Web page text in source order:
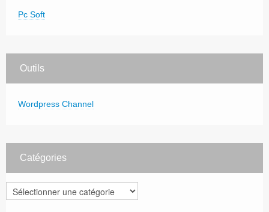
Pc Soft
Outils
Wordpress Channel
Catégories
Catégories